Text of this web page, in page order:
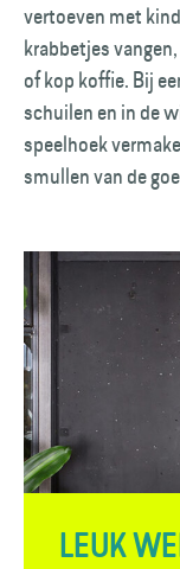
vertoeven met
krabbetjes
of kop koffie. Bij
schuilen en in de
speelhoek
smullen van de
LEUK